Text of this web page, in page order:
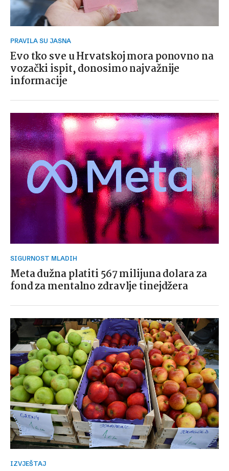
PRAVILA SU JASNA
Evo tko sve u Hrvatskoj mora ponovno na
vozački ispit, donosimo najvažnije
informacije
SIGURNOST MLADIH
Meta dužna platiti 567 milijuna dolara za
fond za mentalno zdravlje tinejdžera
IZVJEŠTAJ